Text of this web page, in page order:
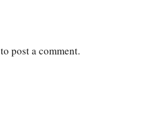
to post a comment.